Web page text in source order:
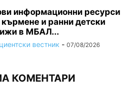
информационни ресурси
кърмене и ранни детски
в МБАЛ...
вестник - 07/08/2026
КОМЕНТАРИ